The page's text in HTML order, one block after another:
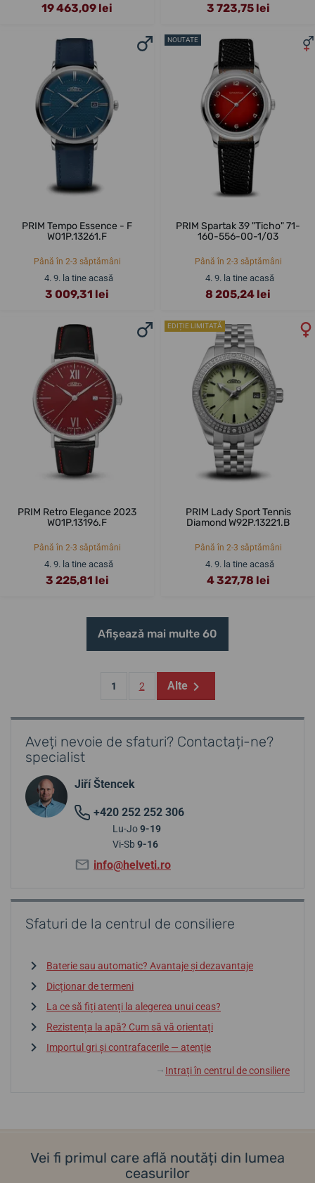
19 463,09 lei 3 723,75 lei
PRIM Tempo Essence - F
W01P.13261.F
Până în 2-3 săptămâni
4. 9. la tine acasă
3 009,31 lei
NOUTATE
PRIM Spartak 39 "Ticho" 71-
160-556-00-1/03
Până în 2-3 săptămâni
4. 9. la tine acasă
8 205,24 lei
PRIM Retro Elegance 2023
W01P.13196.F
Până în 2-3 săptămâni
4. 9. la tine acasă
3 225,81 lei
EDIȚIE LIMITATĂ
PRIM Lady Sport Tennis
Diamond W92P.13221.B
Până în 2-3 săptămâni
4. 9. la tine acasă
4 327,78 lei
Afișează mai multe 60
1 2 Alte
Aveți nevoie de sfaturi? Contactați-ne?
specialist
Jiří Štencek
+420 252 252 306
Lu-Jo9-19
Vi-Sb 9-16
info@helveti.ro
Sfaturi de la centrul de consiliere
Baterie sau automatic? Avantaje și dezavantaje
Dicționar de termeni
La ce să fiți atenți la alegerea unui ceas?
Rezistența la apă? Cum să vă orientați
Importul gri și contrafacerile — atenție
↓ Intrați în centrul de consiliere
Vei fi primul care află noutăți din lumea
ceasurilor